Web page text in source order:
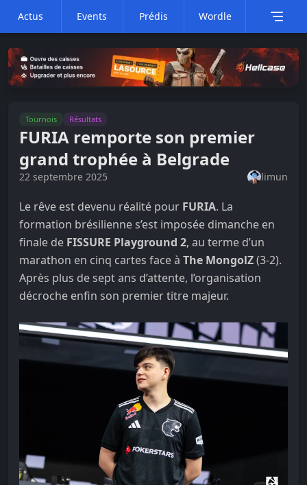
Actus Events Prédis Wordle
Tournois Résultats
FURIA remporte son premier
grand trophée à Belgrade
22 septembre 2025 limun
Le rêve est devenu réalité pour FURIA. La
formation brésilienne s’est imposée dimanche en
finale de FISSURE Playground 2, au terme d’un
marathon en cinq cartes face à The MongolZ(3-2).
Après plus de sept ans d’attente, l’organisation
décroche enfin son premier titre majeur.